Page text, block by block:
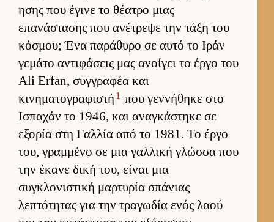
ησης που έγινε το θέατρο μιας
επανάστασης που ανέτρεψε την τάξη του
κόσμου; Ένα παράθυρο σε αυτό το Ιράν
γεμάτο αντιφάσεις μας ανοί­γει το έργο του
Ali Erfan, συγ­γραφέα και
κινηματογραφιστή 1 που γεν­νήθηκε στο
Ισπαχάν το 1946, και αναγκάστηκε σε
εξορία στη Γαλ­λία από το 1981. Το έργο
του, γραμ­μένο σε μια γαλ­λική γλώσσα που
την έκανε δική του, εί­ναι μια
συγκλονιστική μαρ­τυρία σπάνιας
λεπτότητας για την τραγωδία ενός λαού